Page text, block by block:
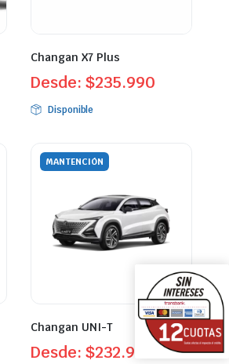
Changan X7 Plus
Desde: $235.990
Disponible
MANTENCIÓN
Changan UNI-T
Desde: $232.990